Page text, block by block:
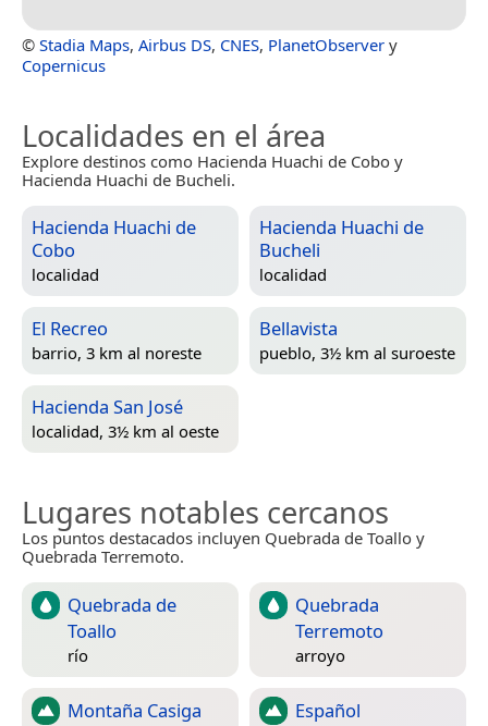
© Stadia Maps, Airbus DS, CNES, PlanetObserver y
Copernicus
Localidades en el área
Explore destinos como Hacienda Huachi de Cobo y
Hacienda Huachi de Bucheli.
Hacienda Huachi de
Cobo
localidad
Hacienda Huachi de
Bucheli
localidad
El Recreo
barrio, 3 km al noreste
Bellavista
pueblo, 3½ km al suroeste
Hacienda San José
localidad, 3½ km al oeste
Lugares notables cercanos
Los puntos destacados incluyen Quebrada de Toallo y
Quebrada Terremoto.
Quebrada de
Toallo
río
Quebrada
Terremoto
arroyo
Montaña Casiga Español